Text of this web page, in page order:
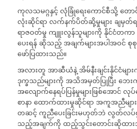
ကုလသမဂ္ဂနှင့် လုံခြုံရေးကောင်စီသို့ တော
လုံးဆိုင်ရာ လက်နက်ပိတ်ဆို့မှုများ ချမှတ်ရန်
ရာဇဝတ်မှု ကျူးလွန်သူများကို နိုင်ငံတကာ
ပေးရန် ဆိုသည့် အချက်များအပါအဝင် စု
ဖော်ပြထားသည်။
အလားတူ အာဆီယံနဲ့ အိမ်နီးချင်းနိုင်ငံမျာ
ဒုက္ခသည်များကို အသိအမှတ်ပြုပြီး ဘေး
အလျောက်နေရပ်ပြန်မှုများဖြစ်အောင် လုပ်
စာနာ ထောက်ထားမှုဆိုင်ရာ အကူအညီမျ
တဆင့် ကူညီပေးခြင်းမဟုတ်ဘဲ လွတ်လပ်
သည့်အချက်ကို ထည့်သွင်းတောင်းဆိုထာ